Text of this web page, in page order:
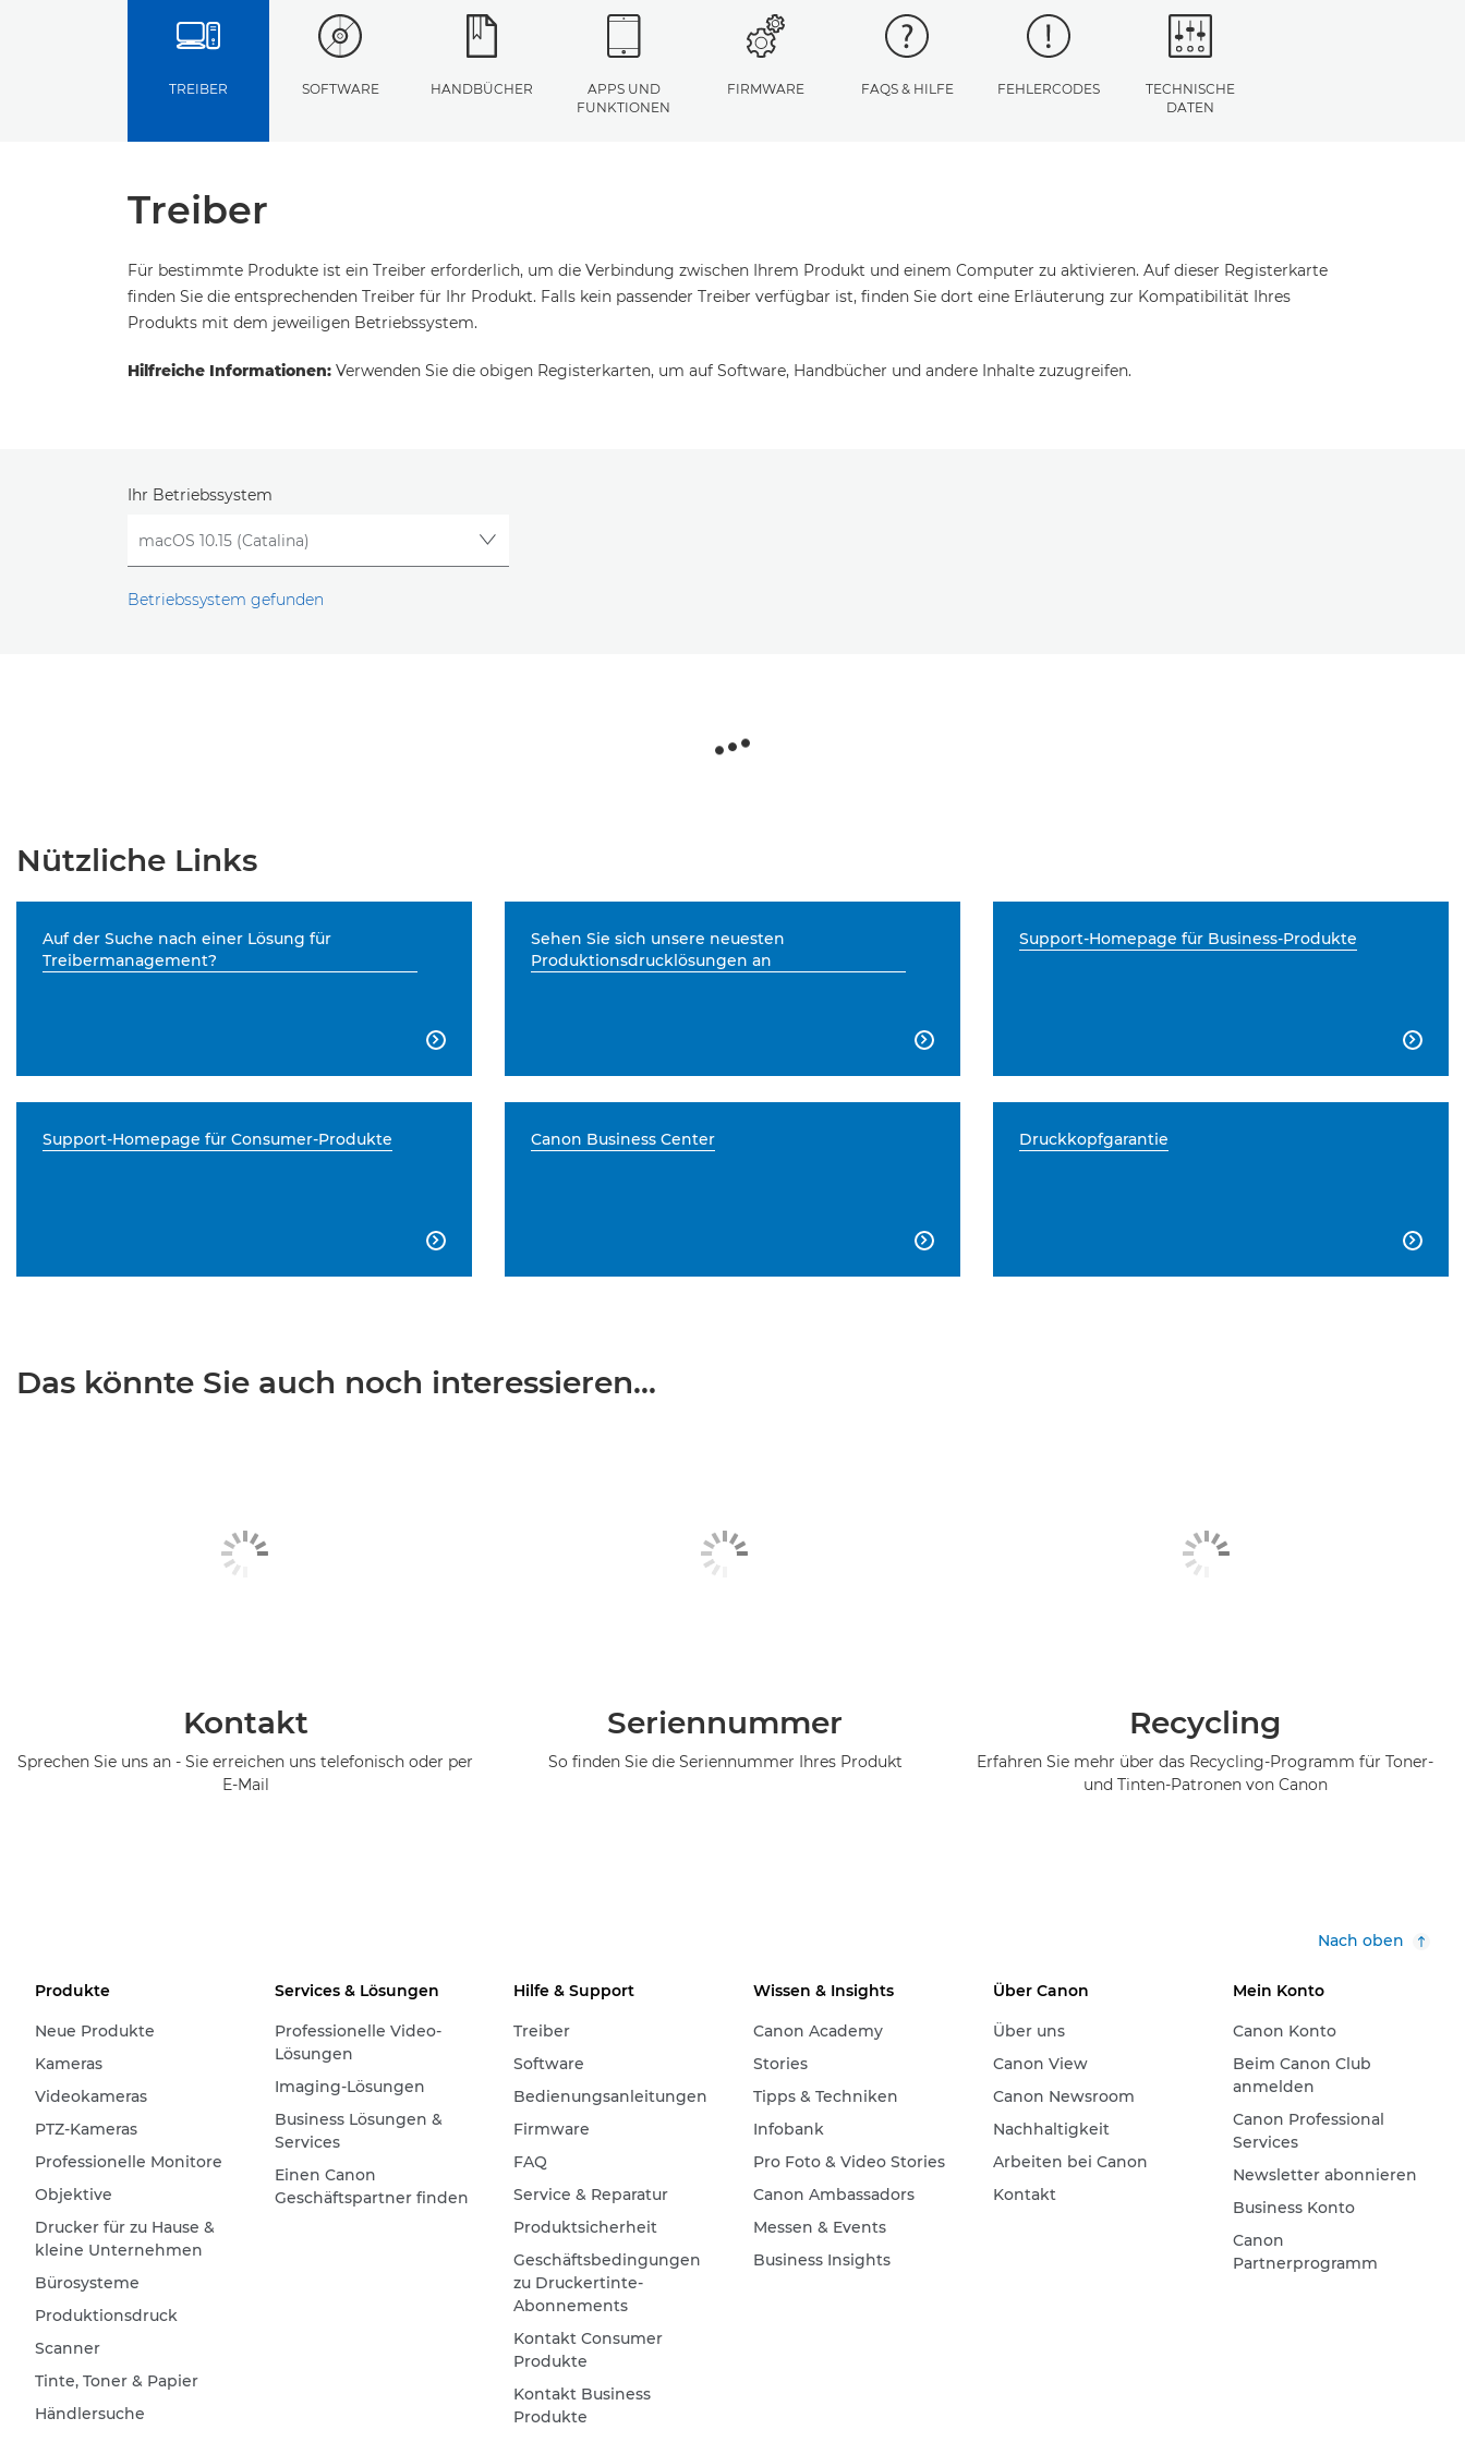
TREIBER SOFTWARE HANDBÜCHER
APPS UND
FUNKTIONEN
FIRMWARE FAQS & HILFE FEHLERCODES
TECHNISCHE
DATEN
Treiber
Für bestimmte Produkte ist ein Treiber erforderlich, um die Verbindung zwischen Ihrem Produkt und einem Computer zu aktivieren. Auf dieser Registerkarte
finden Sie die entsprechenden Treiber für Ihr Produkt. Falls kein passender Treiber verfügbar ist, finden Sie dort eine Erläuterung zur Kompatibilität Ihres
Produkts mit dem jeweiligen Betriebssystem.
Hilfreiche Informationen: Verwenden Sie die obigen Registerkarten, um auf Software, Handbücher und andere Inhalte zuzugreifen.
Ihr Betriebssystem
Betriebssystem gefunden
Nützliche Links
Auf der Suche nach einer Lösung für
Treibermanagement?

Sehen Sie sich unsere neuesten
Produktionsdrucklösungen an

Support-Homepage für Business-Produkte

Support-Homepage für Consumer-Produkte

Canon Business Center

Druckkopfgarantie

Das könnte Sie auch noch interessieren...
Kontakt
Sprechen Sie uns an - Sie erreichen uns telefonisch oder per
E-Mail
Seriennummer
So finden Sie die Seriennummer Ihres Produkt
Recycling
Erfahren Sie mehr über das Recycling-Programm für Toner-
und Tinten-Patronen von Canon
Nach oben
Produkte
Neue Produkte
Kameras
Videokameras
PTZ-Kameras
Professionelle Monitore
Objektive
Drucker für zu Hause &
kleine Unternehmen
Bürosysteme
Produktionsdruck
Scanner
Tinte, Toner & Papier
Händlersuche
Services & Lösungen
Professionelle Video-
Lösungen
Imaging-Lösungen
Business Lösungen &
Services
Einen Canon
Geschäftspartner finden
Hilfe & Support
Treiber
Software
Bedienungsanleitungen
Firmware
FAQ
Service & Reparatur
Produktsicherheit
Geschäftsbedingungen
zu Druckertinte-
Abonnements
Kontakt Consumer
Produkte
Kontakt Business
Produkte
Wissen & Insights
Canon Academy
Stories
Tipps & Techniken
Infobank
Pro Foto & Video Stories
Canon Ambassadors
Messen & Events
Business Insights
Über Canon
Über uns
Canon View
Canon Newsroom
Nachhaltigkeit
Arbeiten bei Canon
Kontakt
Mein Konto
Canon Konto
Beim Canon Club
anmelden
Canon Professional
Services
Newsletter abonnieren
Business Konto
Canon
Partnerprogramm